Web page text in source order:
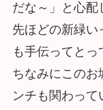
だな～」と心配
先ほどの新緑い
も手伝ってとっ
ちなみにこのお
ンチも関わっ